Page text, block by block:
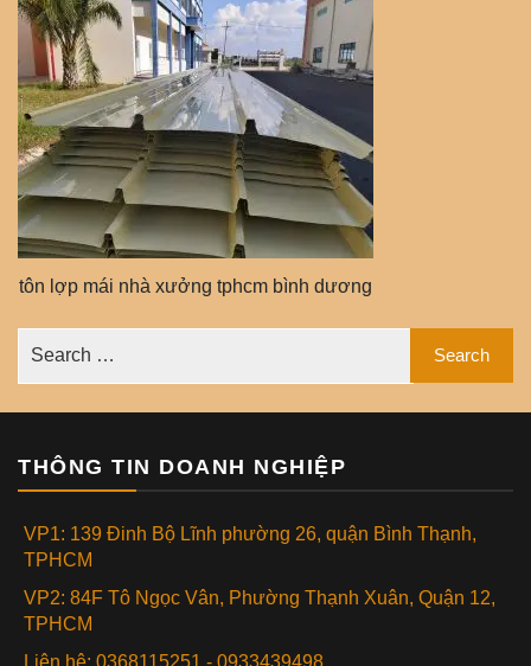
tôn lợp mái nhà xưởng tphcm bình dương
THÔNG TIN DOANH NGHIỆP
VP1: 139 Đinh Bộ Lĩnh phường 26, quận Bình Thạnh,
TPHCM
VP2: 84F Tô Ngọc Vân, Phường Thạnh Xuân, Quận 12,
TPHCM
Liên hệ: 0368115251 - 0933439498